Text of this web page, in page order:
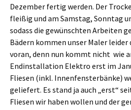
Dezember fertig werden. Der
fleißig und am Samstag, Sonntag
sodass die gewünschten Arbeiten
Bädern kommen unser Maler
voran, denn nun kommt nicht wie
Endinstallation Elektro erst im
Fliesen (inkl. Innenfensterbänke)
geliefert. Es stand ja auch „erst“
Fliesen wir haben wollen und der